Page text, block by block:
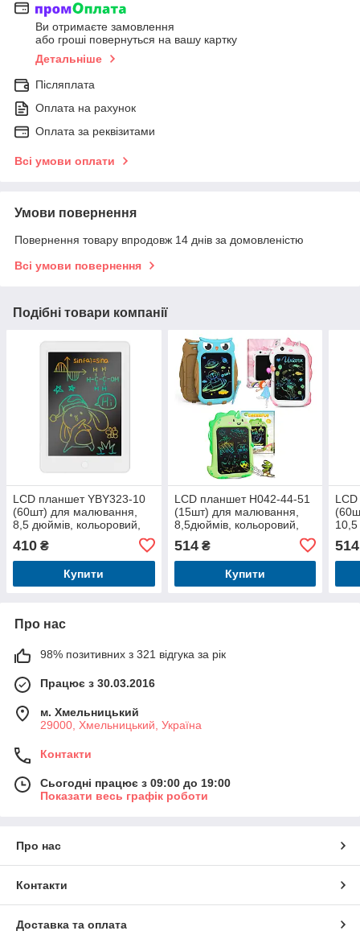
Ви отримаєте замовлення
або гроші повернуться на вашу картку
Детальніше
Післяплата
Оплата на рахунок
Оплата за реквізитами
Всі умови оплати
Умови повернення
Повернення товару впродовж 14 днів за домовленістю
Всі умови повернення
Подібні товари компанії
LCD планшет YBY323-10
(60шт) для малювання,
8,5 дюймів, кольоровий,
бат.(таб.), в кор-ці, 16-23-
1см
410 ₴
Купити
LCD планшет H042-44-51
(15шт) для малювання,
8,5дюймів, кольоровий,
3види, на бат-ці, в кор-ці,
514₴
Купити
10,5
514
Про нас
98% позитивних з 321 відгука за рік
Працює з 30.03.2016
м. Хмельницький
29000, Хмельницький, Україна
Контакти
Сьогодні працює з 09:00 до 19:00
Показати весь графік роботи
Про нас
Контакти
Доставка та оплата